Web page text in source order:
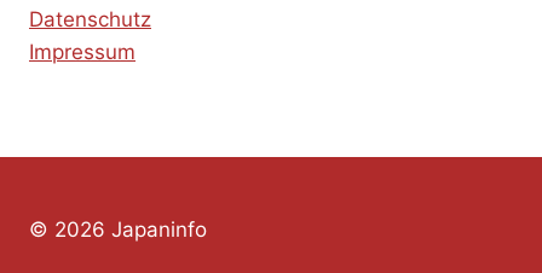
Datenschutz
Impressum
© 2026 Japaninfo